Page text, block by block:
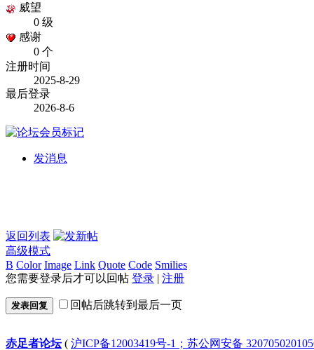
威望
0 级
感谢
0 个
注册时间
2025-8-29
最后登录
2026-8-6
发消息
返回列表
高级模式
B Color Image Link Quote Code Smilies
您需要登录后才可以回帖 登录 | 注册
发表回复 回帖后跳转到最后一页
赤足者论坛( 沪ICP备12003419号-1；苏公网安备